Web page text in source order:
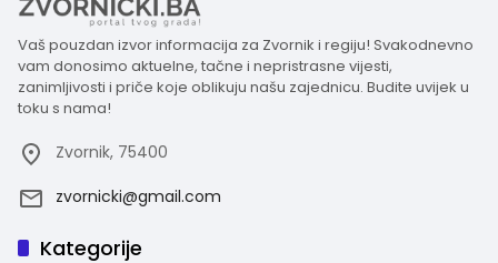
Vaš pouzdan izvor informacija za Zvornik i regiju! Svakodnevno
vam donosimo aktuelne, tačne i nepristrasne vijesti,
zanimljivosti i priče koje oblikuju našu zajednicu. Budite uvijek u
toku s nama!
Zvornik, 75400
zvornicki@gmail.com
Kategorije